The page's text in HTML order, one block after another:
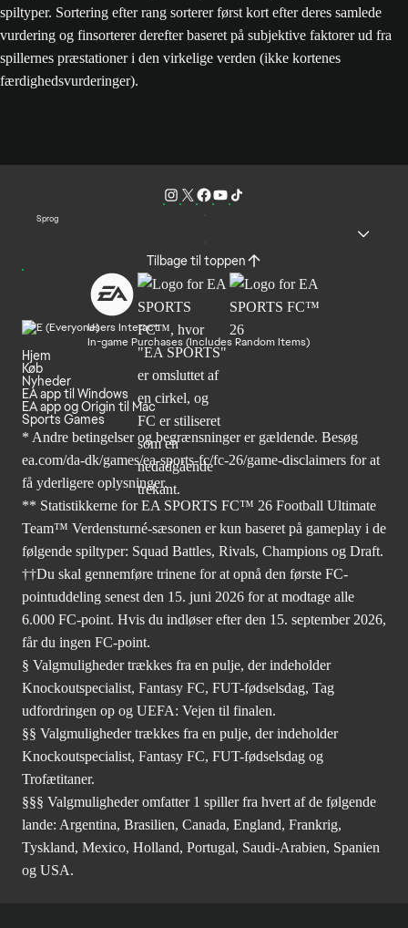
spiltyper. Sortering efter rang sorterer først kort efter deres samlede
vurdering og finsorterer derefter baseret på subjektive faktorer ud fra
spillernes præstationer i den virkelige verden (ikke kortenes
færdighedsvurderinger).
Sprog
Tilbage til toppen
Users Interact
In-game Purchases (Includes Random Items)
Hjem
Køb
Nyheder
EA app til Windows
EA app og Origin til Mac
Sports Games
* Andre betingelser og begrænsninger er gældende. Besøg
ea.com/da-dk/games/ea-sports-fc/fc-26/game-disclaimers for at
få yderligere oplysninger.
** Statistikkerne for EA SPORTS FC™ 26 Football Ultimate
Team™ Verdensturné-sæsonen er kun baseret på gameplay i de
følgende spiltyper: Squad Battles, Rivals, Champions og Draft.
††Du skal gennemføre trinene for at opnå den første FC-
pointuddeling senest den 15. juni 2026 for at modtage alle
6.000 FC-point. Hvis du indløser efter den 15. september 2026,
får du ingen FC-point.
§ Valgmuligheder trækkes fra en pulje, der indeholder
Knockoutspecialist, Fantasy FC, FUT-fødselsdag, Tag
udfordringen op og UEFA: Vejen til finalen.
§§ Valgmuligheder trækkes fra en pulje, der indeholder
Knockoutspecialist, Fantasy FC, FUT-fødselsdag og
Trofætitaner.
§§§ Valgmuligheder omfatter 1 spiller fra hvert af de følgende
lande: Argentina, Brasilien, Canada, England, Frankrig,
Tyskland, Mexico, Holland, Portugal, Saudi-Arabien, Spanien
og USA.